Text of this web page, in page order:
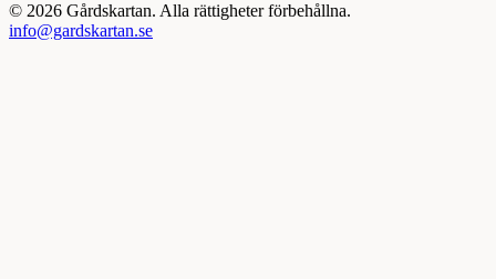
© 2026 Gårdskartan. Alla rättigheter förbehållna.
info@gardskartan.se